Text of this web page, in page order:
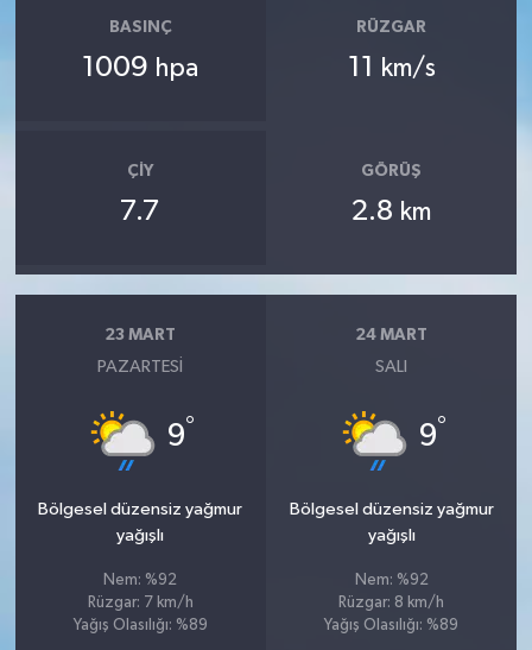
BASINÇ
1009 hpa
RÜZGAR
11 km/s
ÇIY
7.7
GÖRÜŞ
2.8 km
23 MART
PAZARTESI
9°
Bölgesel düzensiz yağmur
yağışlı
Nem: %92
Rüzgar: 7 km/h
Yağış Olasılığı: %89
24 MART
SALI
9°
Bölgesel düzensiz yağmur
yağışlı
Nem: %92
Rüzgar: 8 km/h
Yağış Olasılığı: %89